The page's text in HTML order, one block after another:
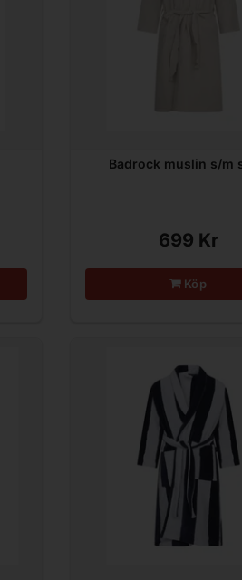
Badrock muslin s/m
699 Kr
Köp